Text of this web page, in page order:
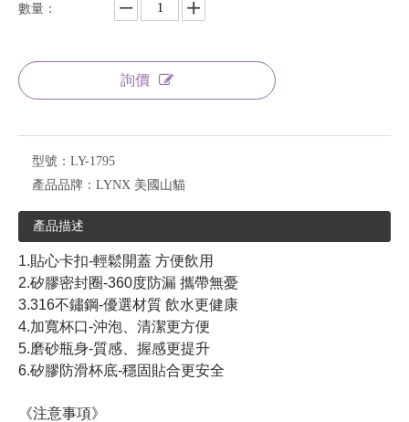
數量：
詢價
型號： LY-1795
產品品牌： LYNX 美國山貓
產品描述
1.貼心卡扣-輕鬆開蓋 方便飲用
2.矽膠密封圈-360度防漏 攜帶無憂
3.316不鏽鋼-優選材質 飲水更健康
4.加寬杯口-沖泡、清潔更方便
5.磨砂瓶身-質感、握感更提升
6.矽膠防滑杯底-穩固貼合更安全
《注意事項》